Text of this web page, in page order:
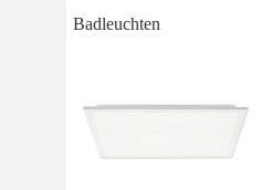
Badleuchten